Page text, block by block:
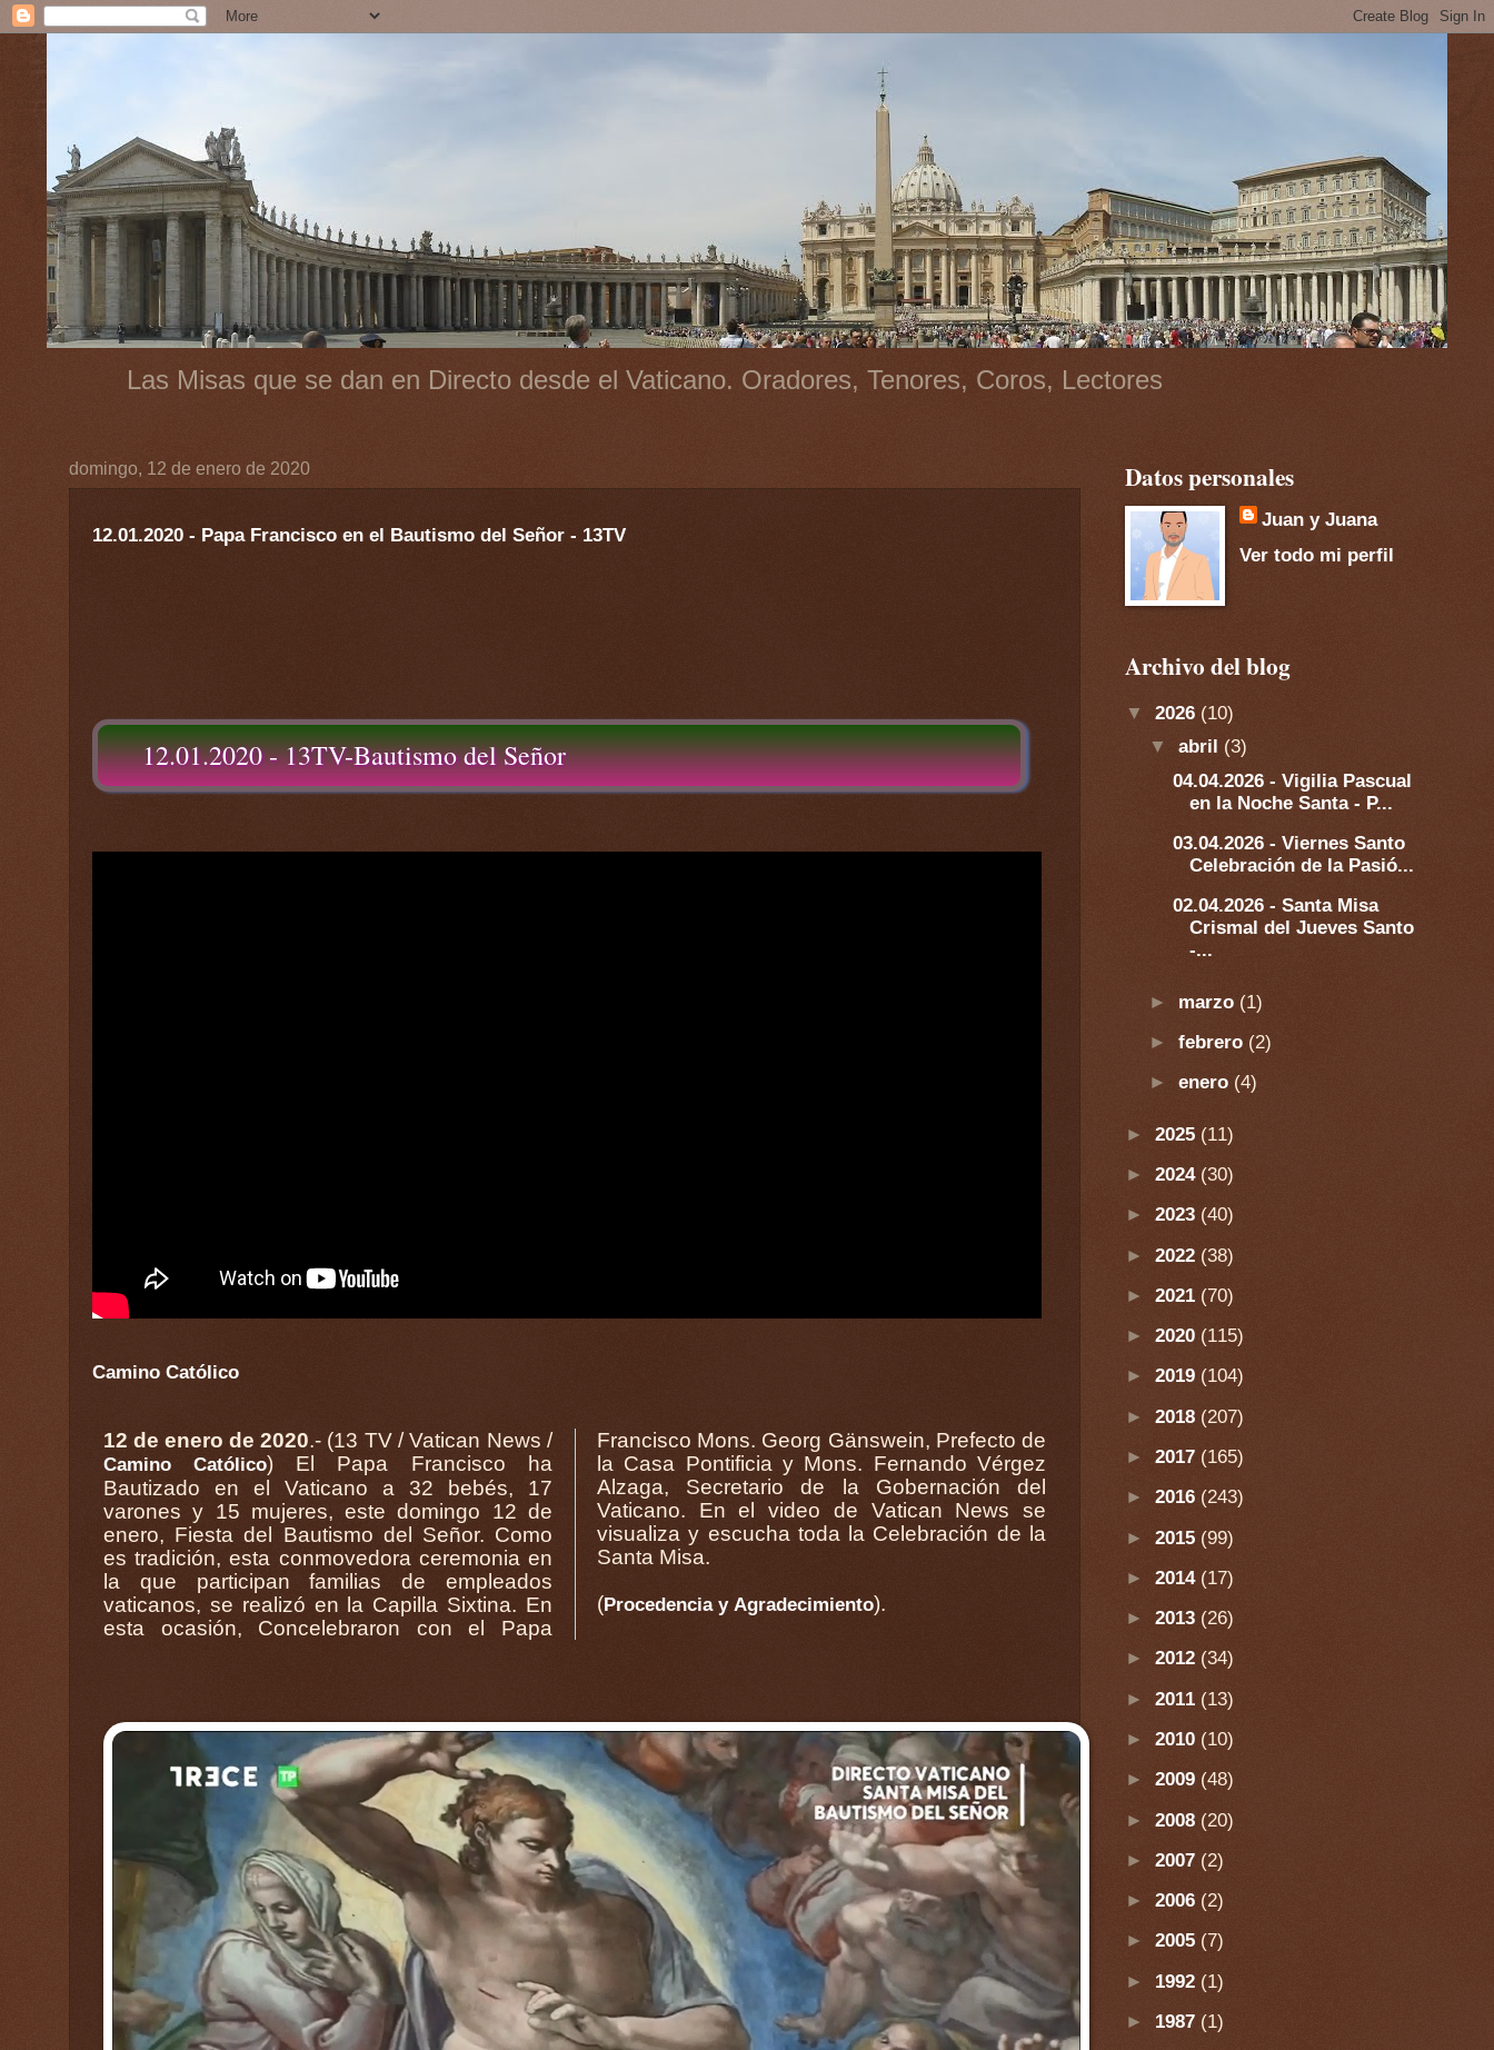
Las Misas que se dan en Directo desde el Vaticano. Oradores, Tenores, Coros, Lectores
domingo, 12 de enero de 2020
12.01.2020 - Papa Francisco en el Bautismo del Señor - 13TV
12.01.2020 - 13TV-Bautismo del Señor
Camino Católico
12 de enero de 2020.- (13 TV / Vatican News /
Camino Católico) El Papa Francisco ha
Bautizado en el Vaticano a 32 bebés, 17
varones y 15 mujeres, este domingo 12 de
enero, Fiesta del Bautismo del Señor. Como
es tradición, esta conmovedora ceremonia en
la que participan familias de empleados
vaticanos, se realizó en la Capilla Sixtina. En
esta ocasión, Concelebraron con el Papa
Francisco Mons. Georg Gänswein, Prefecto de
la Casa Pontificia y Mons. Fernando Vérgez
Alzaga, Secretario de la Gobernación del
Vaticano. En el video de Vatican News se
visualiza y escucha toda la Celebración de la
Santa Misa.
(Procedencia y Agradecimiento).
Datos personales
Juan y Juana
Ver todo mi perfil
Archivo del blog
▼ 2026 (10)
▼ abril (3)
04.04.2026 - Vigilia Pascual
en la Noche Santa - P...
03.04.2026 - Viernes Santo
Celebración de la Pasió...
02.04.2026 - Santa Misa
Crismal del Jueves Santo
-...
► marzo (1)
► febrero (2)
► enero (4)
► 2025 (11)
► 2024 (30)
► 2023 (40)
► 2022 (38)
► 2021 (70)
► 2020 (115)
► 2019 (104)
► 2018 (207)
► 2017 (165)
► 2016 (243)
► 2015 (99)
► 2014 (17)
► 2013 (26)
► 2012 (34)
► 2011 (13)
► 2010 (10)
► 2009 (48)
► 2008 (20)
► 2007 (2)
► 2006 (2)
► 2005 (7)
► 1992 (1)
► 1987 (1)